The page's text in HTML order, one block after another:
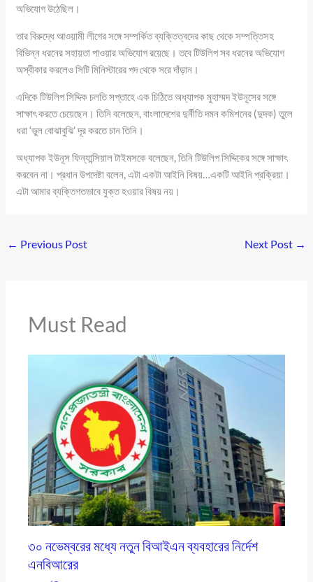
অভিযোগ উঠেছিল।
তার বিরুদ্ধে আওয়ামী লীগের সঙ্গে সম্পর্কিত ব্যক্তিত্বদের কাছ থেকে সম্পত্তিসহ
বিভিন্ন ধরনের সহায়তা পাওয়ার অভিযোগ রয়েছে। তবে টিউলিপ সব ধরনের অভিযোগ
অস্বীকার করলেও সিটি মিনিস্টারের পদ থেকে সরে দাঁড়ান।
এদিকে টিউলিপ সিদ্দিক চলতি সপ্তাহে এক চিঠিতে অধ্যাপক মুহাম্মদ ইউনূসের সঙ্গে
সাক্ষাৎ করতে চেয়েছেন। তিনি বলেছেন, বাংলাদেশের দুর্নীতি দমন কমিশনের (দুদক) তুলে
ধরা ‘ভুল বোঝাবুঝি’ দূর করতে চান তিনি।
অধ্যাপক ইউনূস ফিন্যান্সিয়াল টাইমসকে বলেছেন, তিনি টিউলিপ সিদ্দিকের সঙ্গে সাক্ষাৎ
করবেন না। প্রধান উপদেষ্টা বলেন, এটা একটা আইনি বিষয়…একটি আইনি প্রক্রিয়া।
এটা আমার ব্যক্তিগতভাবে যুক্ত হওয়ার বিষয় নয়।
← Previous Post Next Post →
Must Read
৩০ নভেম্বরের মধ্যে নতুন বিআইএন ব্যবহারের নির্দেশ
এনবিআরের